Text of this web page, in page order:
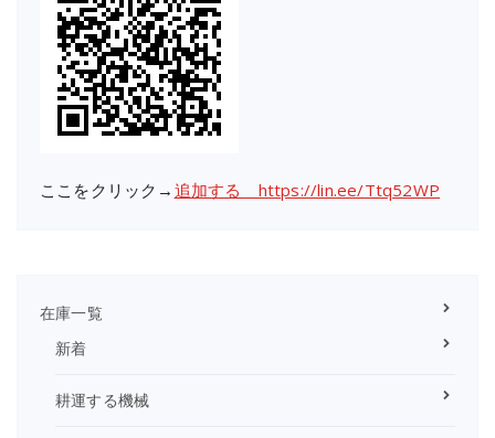
ここをクリック→ 追加する https://lin.ee/Ttq52WP
在庫一覧
新着
耕運する機械